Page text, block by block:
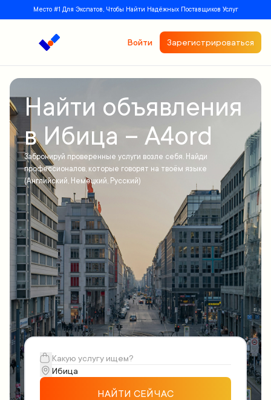
Место #1 Для Экспатов, Чтобы Найти Надёжных Поставщиков Услуг
Войти Зарегистрироваться
Найти объявления
в Ибица – A4ord
Забронируй проверенные услуги возле себя. Найди
профессионалов, которые говорят на твоём языке
(Английский, Немецкий, Русский)
НАЙТИ СЕЙЧАС